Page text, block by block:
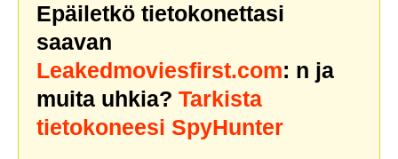
Epäiletkö tietokonettasi
saavan
Leakedmoviesfirst.com: n ja
muita uhkia? Tarkista
tietokoneesi SpyHunter